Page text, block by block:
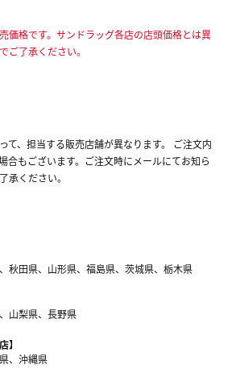
価格です。サンドラッグ各店の店頭価格とは異
ご了承ください。
て、担当する販売店舗が異なります。 ご注文内
合もございます。ご注文時にメールにてお知ら
承ください。
秋田県、山形県、福島県、茨城県、栃木県
山梨県、長野県
】
、沖縄県